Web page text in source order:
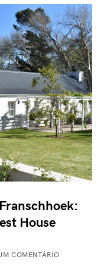
House
COMENTÁRIO